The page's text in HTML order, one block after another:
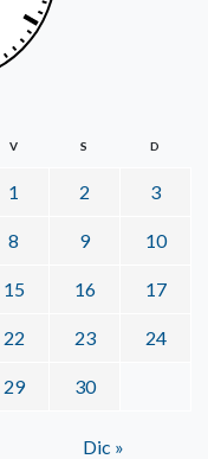
V S D
1 2 3
8 9 10
15 16 17
22 23 24
29 30
Dic »